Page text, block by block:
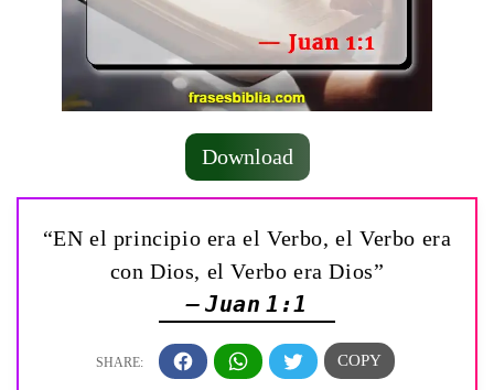
Download
“EN el principio era el Verbo, el Verbo era
con Dios, el Verbo era Dios”
— Juan 1:1